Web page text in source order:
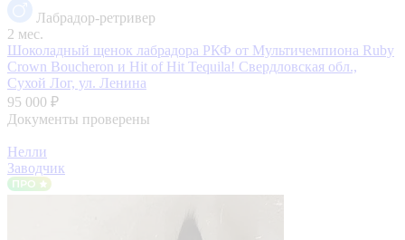
Лабрадор-ретривер
2 мес.
Шоколадный щенок лабрадора РКФ от Мультичемпиона Ruby
Crown Boucheron и Hit of Hit Tequila! Свердловская обл.,
Сухой Лог, ул. Ленина
95 000 ₽
Документы проверены
Нелли
Заводчик